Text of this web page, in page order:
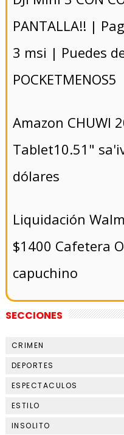
PANTALLA!! |
3 msi | Puedes
POCKETMENOS5
Amazon CHUWI
Tablet10.51"
dólares
Liquidación
$1400 Cafetera
capuchino
SECCIONES
CRIMEN
DEPORTES
ESPECTACULOS
ESTILO
INSOLITO